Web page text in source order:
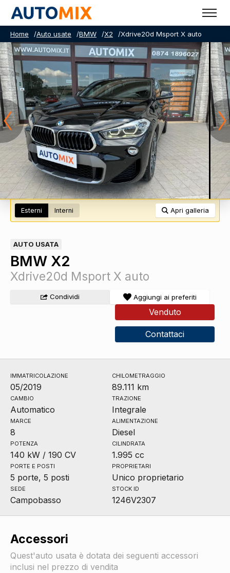
Home /Auto usate /BMW /X2 /Xdrive20d Msport X auto
Esterni Interni Apri galleria
AUTO USATA
BMW X2
Xdrive20d Msport X auto
Condividi Aggiungi ai preferiti
Venduto
Contattaci
IMMATRICOLAZIONE
05/2019
CHILOMETRAGGIO
89.111 km
CAMBIO
Automatico
TRAZIONE
Integrale
MARCE
8
ALIMENTAZIONE
Diesel
POTENZA
140 kW / 190 CV
CILINDRATA
1.995 cc
PORTE E POSTI
5 porte, 5 posti
PROPRIETARI
Unico proprietario
SEDE
Campobasso
STOCK ID
1246V2307
Accessori
Quest'auto usata è dotata dei seguenti accessori
inclusi nel prezzo di vendita